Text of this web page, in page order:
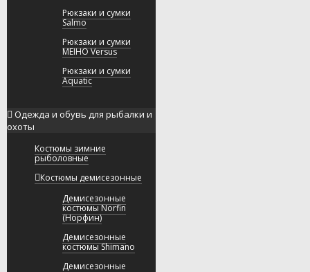
Рюкзаки и сумки
Salmo
Рюкзаки и сумки
MEIHO Versus
Рюкзаки и сумки
Aquatic
Одежда и обувь для рыбалки и
охоты
Костюмы зимние
рыболовные
Костюмы демисезонные
Демисезонные
костюмы Norfin
(Норфин)
Демисезонные
костюмы Shimano
Демисезонные